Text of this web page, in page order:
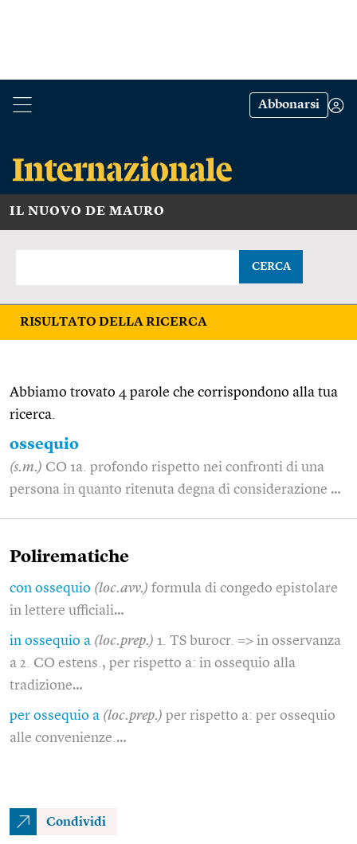
Abbonarsi
IL NUOVO DE MAURO
CERCA
RISULTATO DELLA RICERCA
Abbiamo trovato 4 parole che corrispondono alla tua
ricerca.
ossequio
(s.m.) CO 1a. profondo rispetto nei confronti di una
persona in quanto ritenuta degna di considerazione …
Polirematiche
con ossequio (loc.avv.) formula di congedo epistolare
in lettere ufficiali…
in ossequio a (loc.prep.) 1. TS burocr. => in osservanza
a 2. CO estens., per rispetto a: in ossequio alla
tradizione…
per ossequio a (loc.prep.) per rispetto a: per ossequio
alle convenienze.…
Condividi